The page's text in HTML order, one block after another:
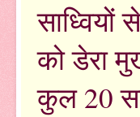
को डेरा
कुल 20